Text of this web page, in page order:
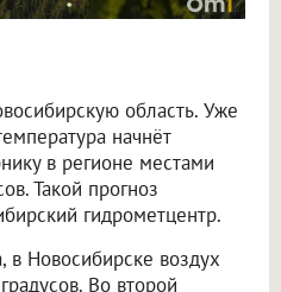
область. Уже
начнёт
в регионе местами
Такой прогноз
гидрометцентр.
в Новосибирске воздух
Во второй